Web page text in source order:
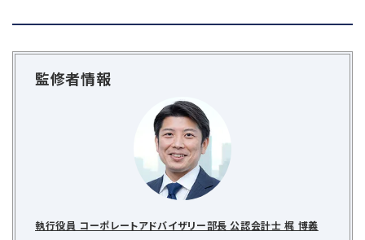
監修者情報
執行役員 コーポレートアドバイザリー部長 公認会計士 梶 博義